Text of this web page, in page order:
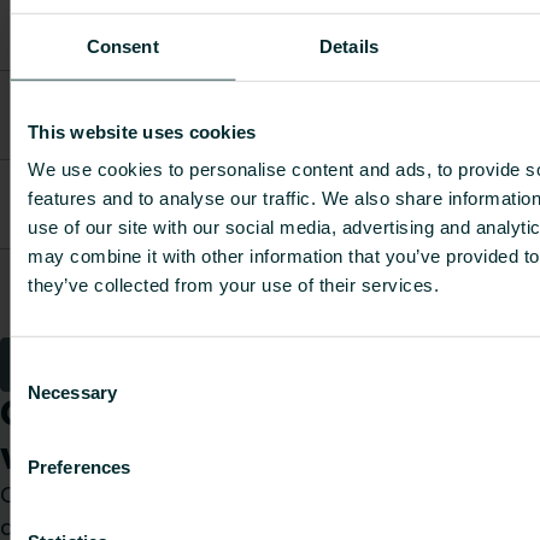
Consent Details
This website uses cookies
We use cookies to personalise content and ads, to provide
features and to analyse our traffic. We also share
use of our site with our social media, advertising and
may combine it with other information that you’ve provided
they’ve collected from your use of their services.
Selection
Necessary
Preferences
blanche
blanche
KS600BL
KICKSPACE
600 grille
noire
101 550 -
KS600BR
KICKSPACE
600 grille
101 550
Comment pouvons-nous
vous aider ?
Que vous soyez prescripteur, installateur,
architecte, bureau d’études, distributeur ou